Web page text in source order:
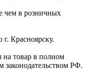
чем в розничных
г. Красноярску.
на товар в полном
законодательством РФ.